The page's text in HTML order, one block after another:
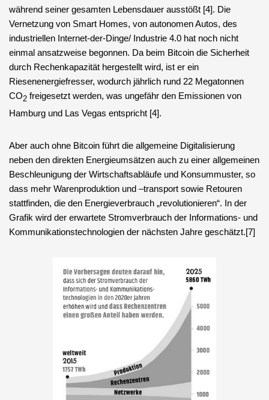
während seiner gesamten Lebensdauer ausstößt [4]. Die
Vernetzung von Smart Homes, von autonomen Autos, des
industriellen Internet-der-Dinge/ Industrie 4.0 hat noch nicht
einmal ansatzweise begonnen. Da beim Bitcoin die Sicherheit
durch Rechenkapazität hergestellt wird, ist er ein
Riesenenergiefresser, wodurch jährlich rund 22 Megatonnen
CO2 freigesetzt werden, was ungefähr den Emissionen von
Hamburg und Las Vegas entspricht [4].
Aber auch ohne Bitcoin führt die allgemeine Digitalisierung
neben den direkten Energieumsätzen auch zu einer allgemeinen
Beschleunigung der Wirtschaftsabläufe und Konsummuster, so
dass mehr Warenproduktion und –transport sowie Retouren
stattfinden, die den Energieverbrauch „revolutionieren“. In der
Grafik wird der erwartete Stromverbrauch der Informations- und
Kommunikationstechnologien der nächsten Jahre geschätzt.[7]